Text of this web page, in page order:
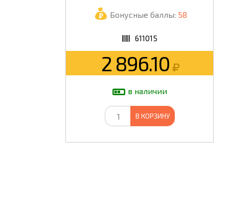
ШКОЛА
Бонусные баллы: 58
611015
2 896.10
в наличии
В КОРЗИНУ